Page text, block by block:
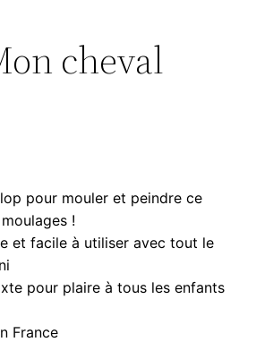
cheval
pour mouler et peindre ce
!
et facile à utiliser avec tout le
pour plaire à tous les enfants
France